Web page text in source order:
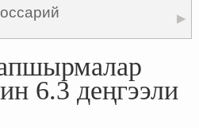
▶
6.3 деңгээли